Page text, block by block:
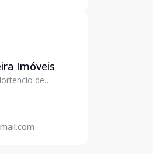
Imóveis
de